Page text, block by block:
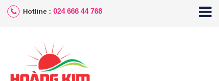
Hotline : 024 666 44 768